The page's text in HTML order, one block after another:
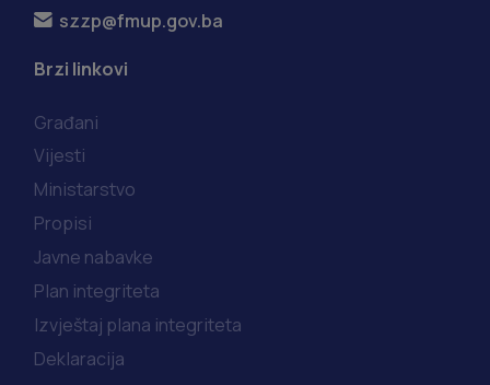
szzp@fmup.gov.ba
Brzi linkovi
Građani
Vijesti
Ministarstvo
Propisi
Javne nabavke
Plan integriteta
Izvještaj plana integriteta
Deklaracija